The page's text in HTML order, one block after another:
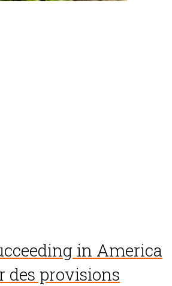
in America
des provisions